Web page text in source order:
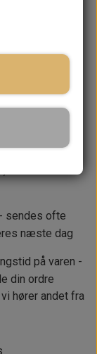
+
sendes ofte
næste dag
på varen -
din ordre
hører andet fra